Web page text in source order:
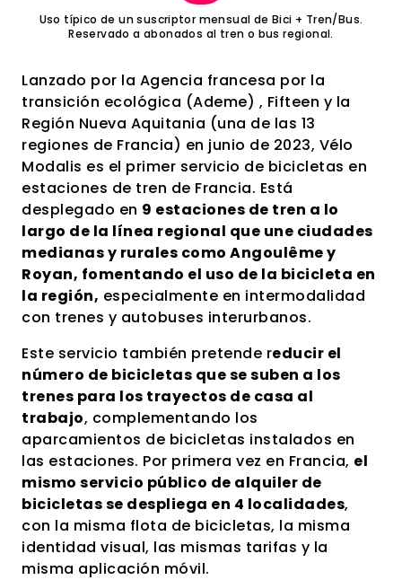
Uso típico de un suscriptor mensual de Bici + Tren/Bus.
Reservado a abonados al tren o bus regional.
Lanzado por la Agencia francesa por la
transición ecológica (Ademe) , Fifteen y la
Región Nueva Aquitania (una de las 13
regiones de Francia) en junio de 2023, Vélo
Modalis es el primer servicio de bicicletas en
estaciones de tren de Francia. Está
desplegado en 9 estaciones de tren a lo
largo de la línea regional que une ciudades
medianas y rurales como Angoulêmey
Royan, fomentando el uso de la bicicleta en
la región, especialmente en intermodalidad
con trenes y autobuses interurbanos.
Este servicio también pretende reducir el
número de bicicletas que se suben a los
trenes para los trayectos de casa al
trabajo, complementando los
aparcamientos de bicicletas instalados en
las estaciones. Por primera vez en Francia, el
mismo servicio público de alquiler de
bicicletas se despliega en 4 localidades,
con la misma flota de bicicletas, la misma
identidad visual, las mismas tarifas y la
misma aplicación móvil.